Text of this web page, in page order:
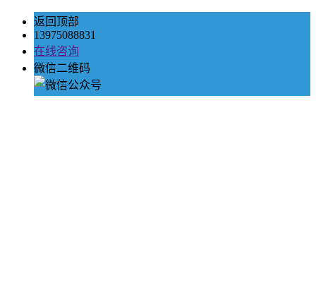
返回顶部
13975088831
在线咨询
微信二维码